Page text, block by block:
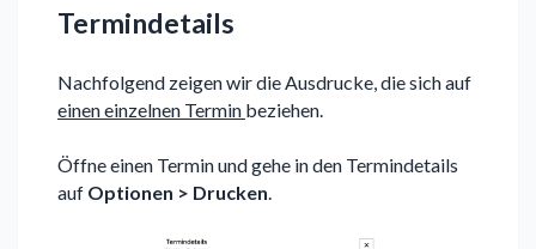
Termindetails
Nachfolgend zeigen wir die Ausdrucke, die sich auf
einen einzelnen Termin beziehen.
Öffne einen Termin und gehe in den Termindetails
auf Optionen > Drucken.